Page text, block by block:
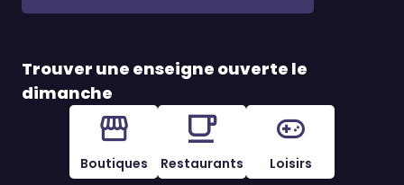
Trouver une enseigne ouverte le
dimanche
Boutiques Restaurants Loisirs